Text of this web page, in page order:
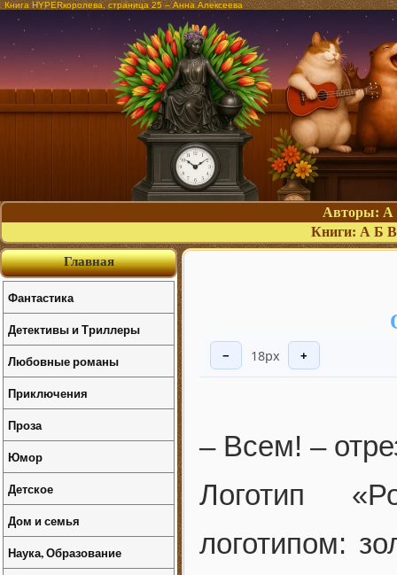
Книга HYPERкоролева, страница 25 – Анна Алексеева
Авторы: А
Книги: А Б В
− 18px +
– Всем! –
Логотип
логотипом:
Главная
Фантастика
Детективы и Триллеры
Любовные романы
Приключения
Проза
Юмор
Детское
Дом и семья
Наука, Образование